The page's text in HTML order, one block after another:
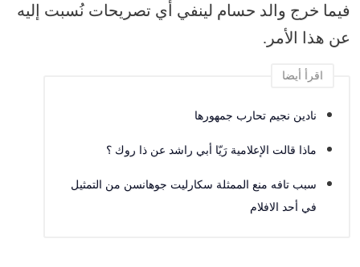
فيما خرج والد حسام لينفي أي تصريحات نُسبت إليه
عن هذا الأمر.
اقرأ أيضا
نادين نجيم تحارب جمهورها
ماذا قالت الإعلامية رَيّا أبي راشد عن ذا روك ؟
سبب تافه منع الممثلة سكارليت جوهانسن من التمثيل
في أحد الافلام